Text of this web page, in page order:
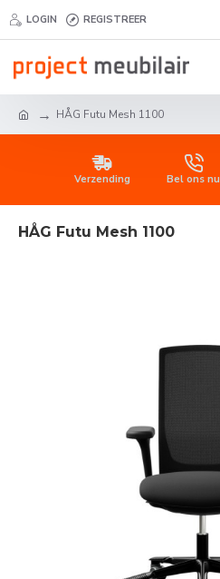
LOGIN REGISTREER
HÅG Futu Mesh 1100
Verzending Bel ons nu
HÅG Futu Mesh 1100